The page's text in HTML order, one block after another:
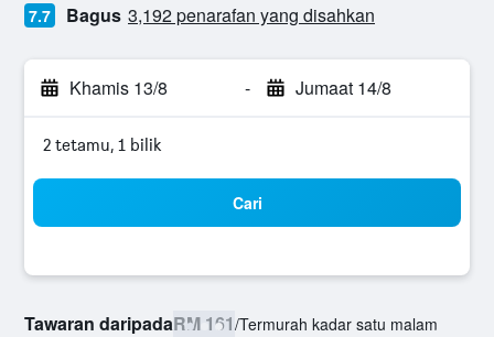
7.7 Bagus 3,192 penarafan yang disahkan
Khamis 13/8 - Jumaat 14/8
2 tetamu, 1 bilik
Cari
Tawaran daripadaRM 161/Termurah kadar satu malam